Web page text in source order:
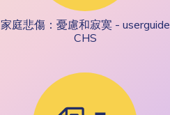
家庭悲傷：憂慮和寂寞 - userguide
CHS